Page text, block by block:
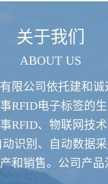
RFID智慧
关于我们
ABOUT US
限公司依托建和
RFID电子标签的
RFID、物联网技
识别、自动数据
和销售。公司产品